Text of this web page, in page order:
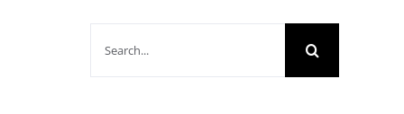
for: